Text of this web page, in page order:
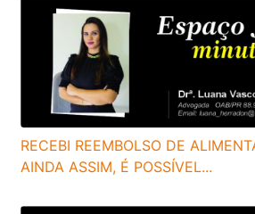
RECEBI REEMBOLSO DE
AINDA ASSIM, É POSSÍVEL...